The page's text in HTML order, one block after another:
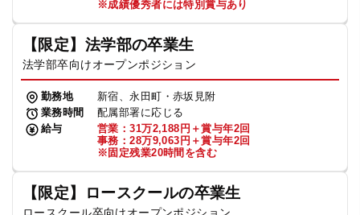
※成績優秀者には特別賞与あり
【限定】法学部の卒業生
法学部卒向けオープンポジション
勤務地
新宿、永田町・赤坂見附
業務時間
配属部署に応じる
給与
営業：31万2,188円＋賞与年2回
事務：28万9,063円＋賞与年2回
※固定残業20時間を含む
【限定】ロースクールの卒業生